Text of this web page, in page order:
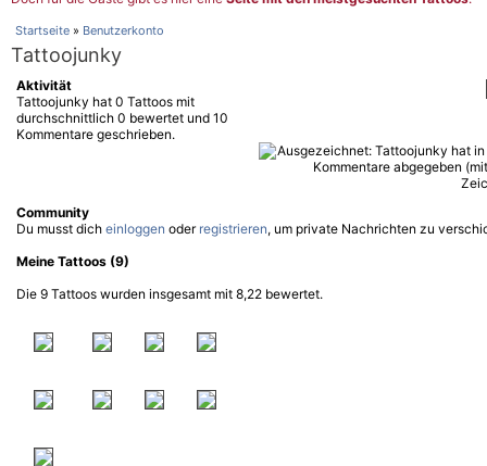
Startseite » Benutzerkonto
Tattoojunky
Aktivität
Tattoojunky hat 0 Tattoos mit
durchschnittlich 0 bewertet und 10
Kommentare geschrieben.
Community
Du musst dich einloggen oder registrieren, um private Nachrichten zu
Meine Tattoos (9)
Die 9 Tattoos wurden insgesamt mit 8,22 bewertet.